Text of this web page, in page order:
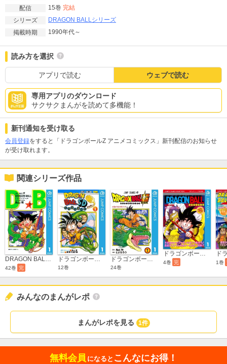
配信
15巻 完結
シリーズ
DRAGON BALLシリーズ
掲載時期
1990年代～
読み方を選択
アプリで読む ウェブで読む
専用アプリのダウンロード
サクサクまんがを読めて多機能！
新刊通知を受け取る
会員登録をすると「ドラゴンボールZ アニメコミックス」新刊配信のお知らせ
が受け取れます。
関連シリーズ作品
DRAGON BALL モノクロ版
42巻 完
ドラゴンボールSD
12巻 24巻
ドラゴンボール アニメコミックス
4巻 完 1巻
みんなのまんがレポ
まんがレポを見る 1件
無料会員 になると こんなにお得！